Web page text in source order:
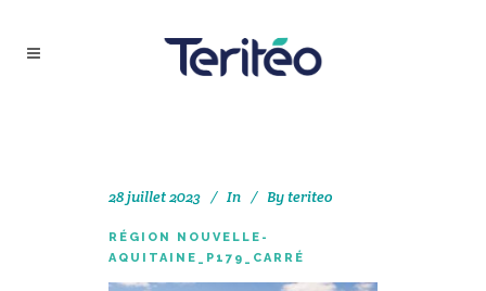
28 juillet 2023 In Byteriteo
RÉGION NOUVELLE-
AQUITAINE_P179_CARRÉ